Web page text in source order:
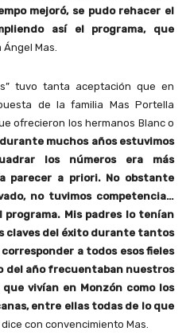
mejoró, se pudo rehacer el
así el programa, que
Ángel Mas.
tuvo tanta aceptación que en
de la familia Mas Portella
ofrecieron los hermanos Blanc o
durante muchos años estuvimos
los números era más
parecer a priori. No obstante
no tuvimos competencia…
Mis padres lo tenían
claves del éxito durante tantos
a todos esos fieles
del año frecuentaban nuestros
vivían en Monzón como los
entre ellas todas de lo que
con convencimiento Mas.